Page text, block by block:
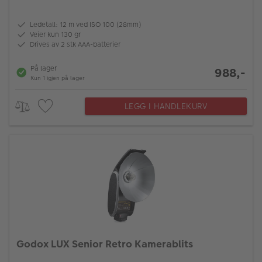
Ledetall: 12 m ved ISO 100 (28mm)
Veier kun 130 gr
Drives av 2 stk AAA-batterier
På lager
Kun 1 igjen på lager 988,-
LEGG I HANDLEKURV
Godox LUX Senior Retro Kamerablits